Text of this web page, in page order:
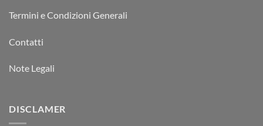
Termini e Condizioni Generali
Contatti
Note Legali
DISCLAMER